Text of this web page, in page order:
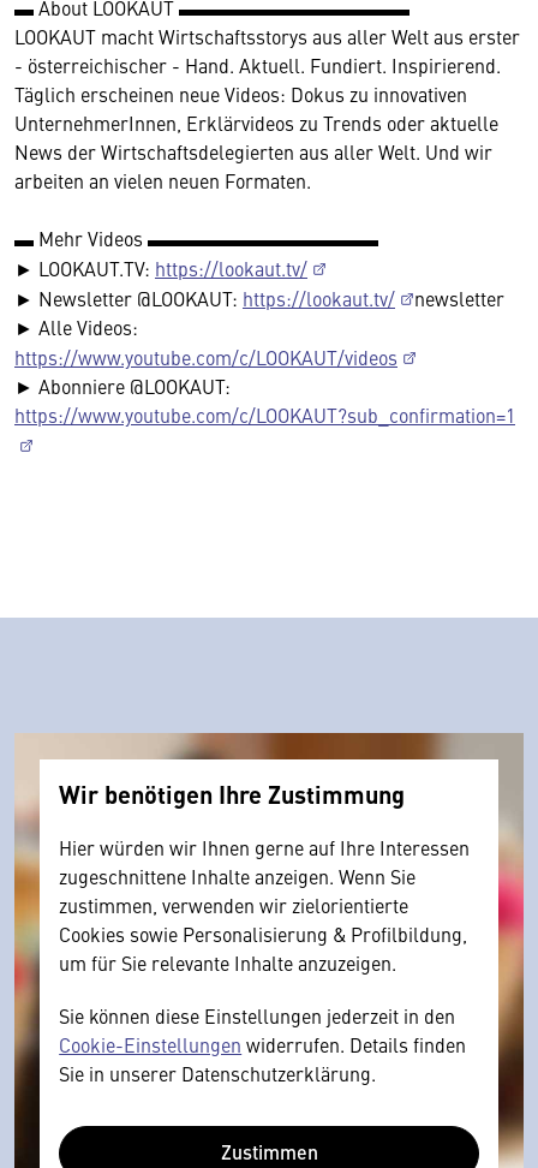
▬ About LOOKAUT ▬▬▬▬▬▬▬▬▬▬▬▬
LOOKAUT macht Wirtschaftsstorys aus aller Welt aus erster
- österreichischer - Hand. Aktuell. Fundiert. Inspirierend.
Täglich erscheinen neue Videos: Dokus zu innovativen
UnternehmerInnen, Erklärvideos zu Trends oder aktuelle
News der Wirtschaftsdelegierten aus aller Welt. Und wir
arbeiten an vielen neuen Formaten.
▬ Mehr Videos ▬▬▬▬▬▬▬▬▬▬▬▬
► LOOKAUT.TV: https://lookaut.tv/
► Newsletter @LOOKAUT: https://lookaut.tv/
newsletter
► Alle Videos:
https://www.youtube.com/c/LOOKAUT/videos
► Abonniere @LOOKAUT:
https://www.youtube.com/c/LOOKAUT?sub_confirmation=1
Wir benötigen Ihre Zustimmung
Hier würden wir Ihnen gerne auf Ihre Interessen
zugeschnittene Inhalte anzeigen. Wenn Sie
zustimmen, verwenden wir zielorientierte
Cookies sowie Personalisierung & Profilbildung,
um für Sie relevante Inhalte anzuzeigen.
Sie können diese Einstellungen jederzeit in den
Cookie-Einstellungen widerrufen. Details finden
Sie in unserer Datenschutzerklärung.
Zustimmen